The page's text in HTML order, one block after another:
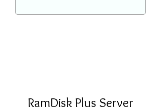
RamDisk Plus Server